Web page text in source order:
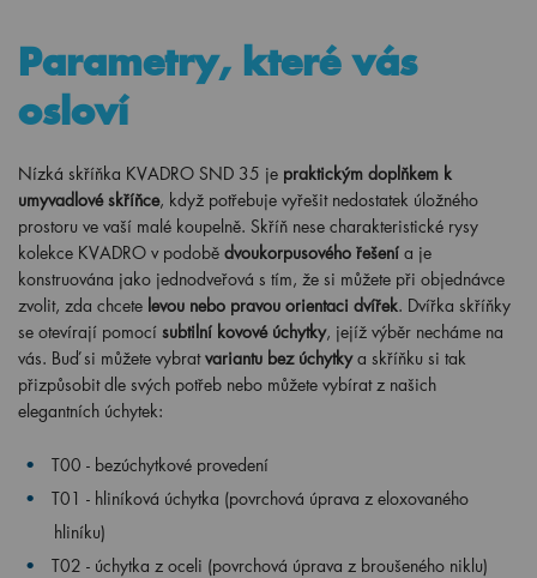
Parametry, které vás
osloví
Nízká skříňka KVADRO SND 35 je praktickým doplňkem k
umyvadlové skříňce, když potřebuje vyřešit nedostatek úložného
prostoru ve vaší malé koupelně. Skříň nese charakteristické rysy
kolekce KVADRO v podobě dvoukorpusového řešení a je
konstruována jako jednodveřová s tím, že si můžete při objednávce
zvolit, zda chcete levou nebo pravou orientaci dvířek. Dvířka skříňky
se otevírají pomocí subtilní kovové úchytky, jejíž výběr necháme na
vás. Buď si můžete vybratvariantu bez úchytkya skříňku si tak
přizpůsobit dle svých potřeb nebo můžete vybírat z našich
elegantních úchytek:
T00 - bezúchytkové provedení
T01 - hliníková úchytka (povrchová úprava z eloxovaného
hliníku)
T02 - úchytka z oceli (povrchová úprava z broušeného niklu)